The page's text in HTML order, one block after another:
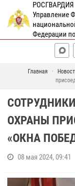
РОСГВАРДИЯ
Управление
Федерации
Главная
ОХРАНЫ
«ОКНА
08 мая 2024, 09:41